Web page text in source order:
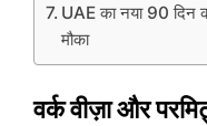
UAE का नया 90 दिन
मौका
वर्क वीज़ा और